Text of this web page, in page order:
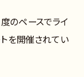
のペースでライ
を開催されてい